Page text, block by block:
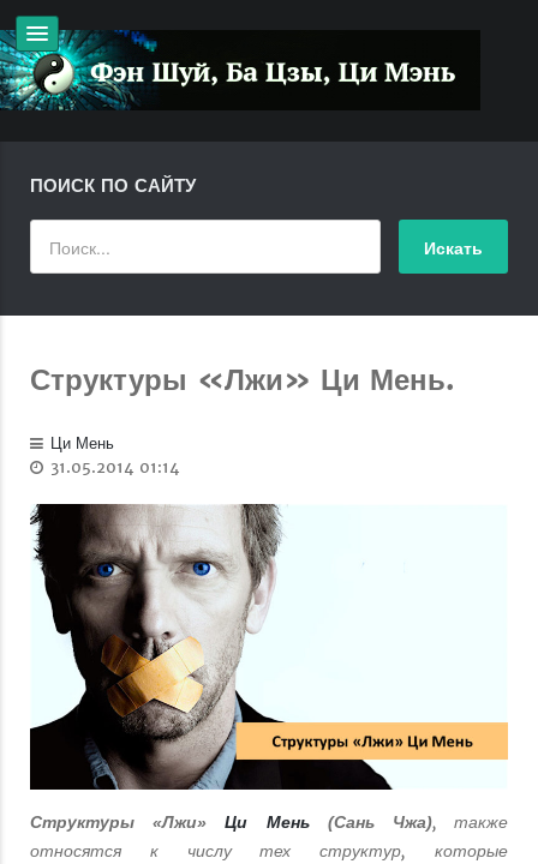
ПОИСК ПО САЙТУ
Структуры «Лжи» Ци Мень.
Ци Мень
31.05.2014 01:14
Структуры «Лжи»Ци Мень(Сань Чжа), также
относятся к числу тех структур, которые